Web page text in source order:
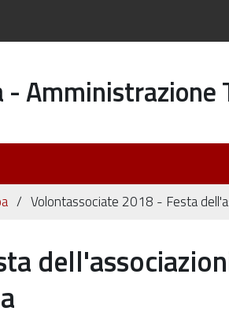
- Amministrazione
Volontassociate 2018 - Festa